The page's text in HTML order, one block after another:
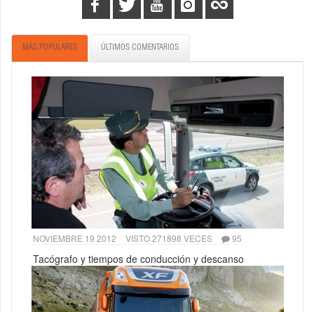
MÁS POPULARES ÚLTIMOS COMENTARIOS
NOVIEMBRE 19 2012 VISTO 271898 VECES 95
Tacógrafo y tiempos de conducción y descanso